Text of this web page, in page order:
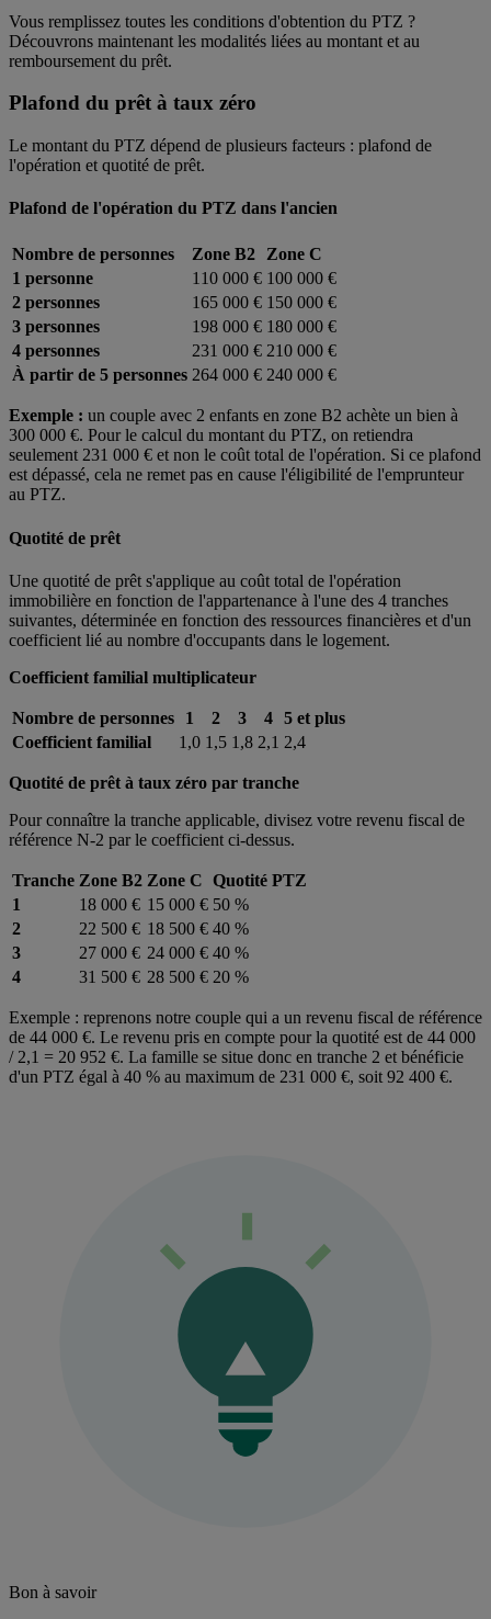
Vous remplissez toutes les conditions d'obtention du PTZ ?
Découvrons maintenant les modalités liées au montant et au
remboursement du prêt.
Plafond du prêt à taux zéro
Le montant du PTZ dépend de plusieurs facteurs : plafond de
l'opération et quotité de prêt.
Plafond de l'opération du PTZ dans l'ancien
Nombre de personnes Zone B2 Zone C
1 personne
110 000 € 100 000 €
2 personnes
165 000 € 150 000 €
3 personnes
198 000 € 180 000 €
4 personnes
231 000 € 210 000 €
À partir de 5 personnes 264 000 € 240 000 €
Exemple : un couple avec 2 enfants en zone B2 achète un bien à
300 000 €. Pour le calcul du montant du PTZ, on retiendra
seulement 231 000 € et non le coût total de l'opération. Si ce plafond
est dépassé, cela ne remet pas en cause l'éligibilité de l'emprunteur
au PTZ.
Quotité de prêt
Une quotité de prêt s'applique au coût total de l'opération
immobilière en fonction de l'appartenance à l'une des 4 tranches
suivantes, déterminée en fonction des ressources financières et d'un
coefficient lié au nombre d'occupants dans le logement.
Coefficient familial multiplicateur
Nombre de personnes 1 2 3 4 5 et plus
Coefficient familial
1,0 1,5 1,8 2,1 2,4
Quotité de prêt à taux zéro par tranche
Pour connaître la tranche applicable, divisez votre revenu fiscal de
référence N-2 par le coefficient ci-dessus.
Tranche Zone B2 Zone C Quotité PTZ
1
18 000 € 15 000 € 50 %
2
22 500 € 18 500 € 40 %
3
27 000 € 24 000 € 40 %
4
31 500 € 28 500 € 20 %
Exemple : reprenons notre couple qui a un revenu fiscal de référence
de 44 000 €. Le revenu pris en compte pour la quotité est de 44 000
/ 2,1 = 20 952 €. La famille se situe donc en tranche 2 et bénéficie
d'un PTZ égal à 40 % au maximum de 231 000 €, soit 92 400 €.
Bon à savoir